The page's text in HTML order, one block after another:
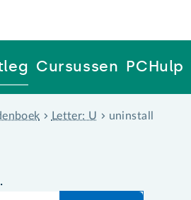
Cursussen PCHulp
Letter: U uninstall